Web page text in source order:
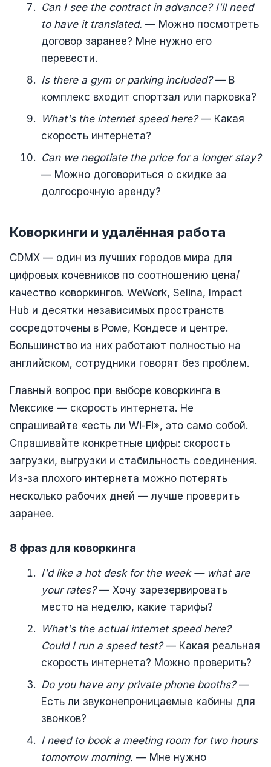
Can I see the contract in advance? I'll need
to have it translated. — Можно посмотреть
договор заранее? Мне нужно его
перевести.
Is there a gym or parking included?— В
комплекс входит спортзал или парковка?
What's the internet speed here?— Какая
скорость интернета?
Can we negotiate the price for a longer stay?
— Можно договориться о скидке за
долгосрочную аренду?
Коворкинги и удалённая работа
CDMX — один из лучших городов мира для
цифровых кочевников по соотношению цена/
качество коворкингов. WeWork, Selina, Impact
Hub и десятки независимых пространств
сосредоточены в Роме, Кондесе и центре.
Большинство из них работают полностью на
английском, сотрудники говорят без проблем.
Главный вопрос при выборе коворкинга в
Мексике — скорость интернета. Не
спрашивайте «есть ли Wi-Fi», это само собой.
Спрашивайте конкретные цифры: скорость
загрузки, выгрузки и стабильность соединения.
Из-за плохого интернета можно потерять
несколько рабочих дней — лучше проверить
заранее.
8 фраз для коворкинга
I'd like a hot desk for the week — what are
your rates?— Хочу зарезервировать
место на неделю, какие тарифы?
What's the actual internet speed here?
Could I run a speed test?— Какая реальная
скорость интернета? Можно проверить?
Do you have any private phone booths?—
Есть ли звуконепроницаемые кабины для
звонков?
I need to book a meeting room for two hours
tomorrow morning. — Мне нужно